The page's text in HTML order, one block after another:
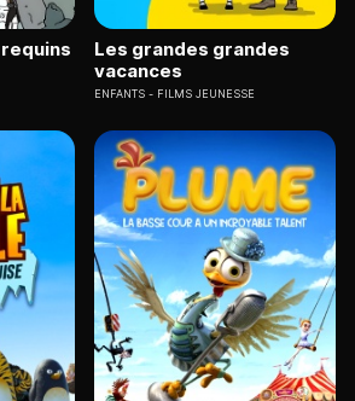
Les grandes grandes
vacances
ENFANTS FILMS JEUNESSE